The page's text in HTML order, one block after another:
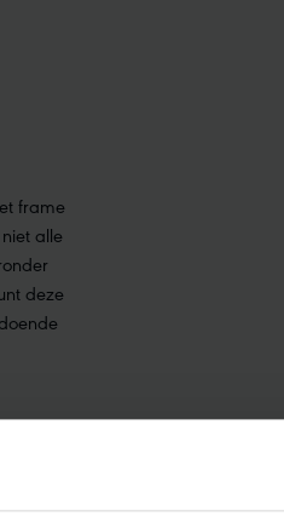
frame
alle
deze